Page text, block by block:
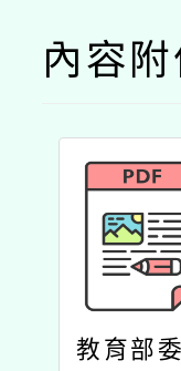
內容
教育部